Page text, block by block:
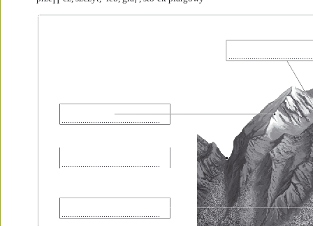
...............................................